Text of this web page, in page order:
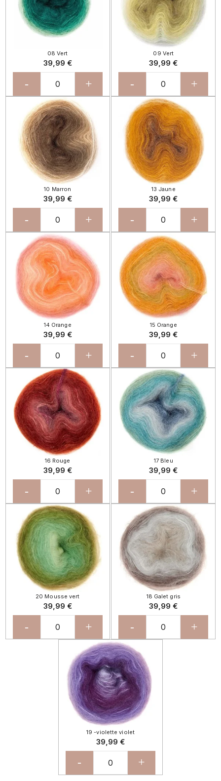
08 Vert
39,99 €
- +
09 Vert
39,99 €
- +
10 Marron
39,99 €
- +
13 Jaune
39,99 €
- +
14 Orange
39,99 €
- +
15 Orange
39,99 €
- +
16 Rouge
39,99 €
- +
17 Bleu
39,99 €
- +
20 Mousse vert
39,99 €
- +
18 Galet gris
39,99 €
- +
19 -violette violet
39,99 €
- +